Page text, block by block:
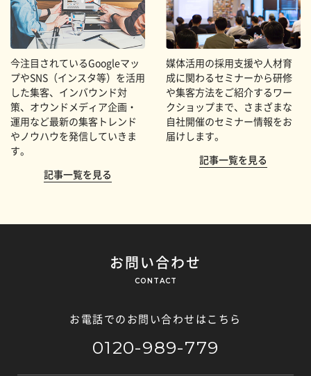
今注目されているGoogleマッ
プやSNS（インスタ等）を活用
した集客、インバウンド対
策、オウンドメディア企画・
運用など最新の集客トレンド
やノウハウを発信していきま
す。
記事一覧を見る
媒体活用の採用支援や人材育
成に関わるセミナーから研修
や集客方法をご紹介するワー
クショップまで、さまざまな
自社開催のセミナー情報をお
届けします。
記事一覧を見る
お問い合わせ
CONTACT
お電話でのお問い合わせはこちら
0120-989-779